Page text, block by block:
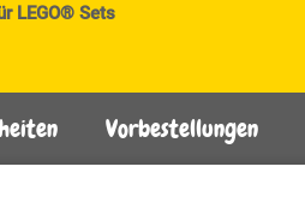
LEGO® Sets
Vorbestellungen